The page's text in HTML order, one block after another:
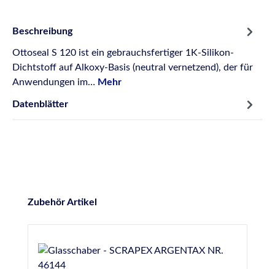
Beschreibung
Ottoseal S 120 ist ein gebrauchsfertiger 1K-Silikon-
Dichtstoff auf Alkoxy-Basis (neutral vernetzend), der für
Anwendungen im… Mehr
Datenblätter
Produktgalerie überspringen
Zubehör Artikel